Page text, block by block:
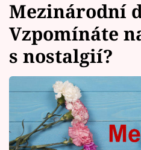
Témata
Celebrity
Vztahy
Seriály
Mezinárodní
Vzpomínáte
s nostalgií?